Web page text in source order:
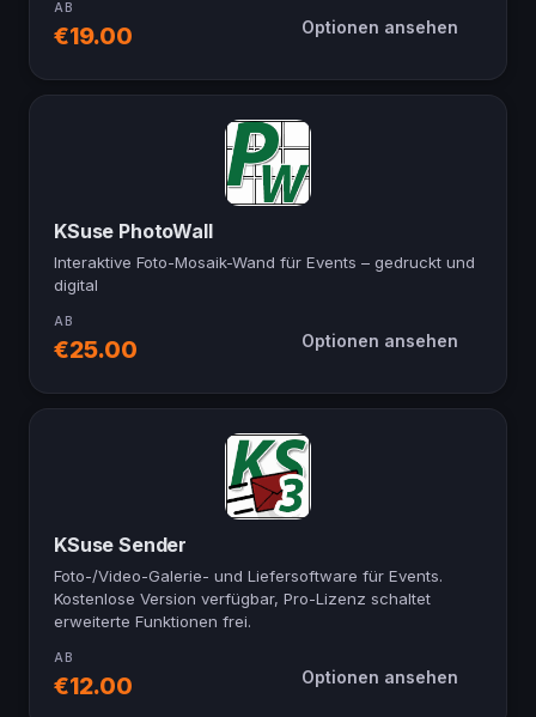
AB
€19.00 Optionen ansehen
KSuse PhotoWall
Interaktive Foto-Mosaik-Wand für Events – gedruckt und
digital
AB
€25.00 Optionen ansehen
KSuse Sender
Foto-/Video-Galerie- und Liefersoftware für Events.
Kostenlose Version verfügbar, Pro-Lizenz schaltet
erweiterte Funktionen frei.
AB
€12.00 Optionen ansehen